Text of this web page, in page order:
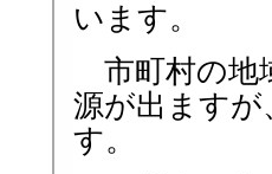
います。
市町村の地
源が出ます
す。